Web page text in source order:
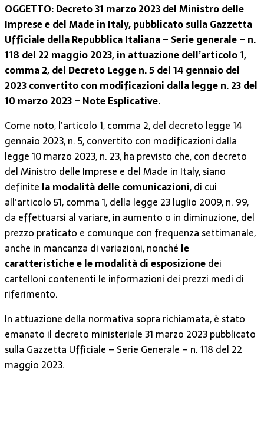
OGGETTO: Decreto 31 marzo 2023 del Ministro delle
Imprese e del Made in Italy, pubblicato sulla Gazzetta
Ufficiale della Repubblica Italiana – Serie generale – n.
118 del 22 maggio 2023, in attuazione dell’articolo 1,
comma 2, del Decreto Legge n. 5 del 14 gennaio del
2023 convertito con modificazioni dalla legge n. 23 del
10 marzo 2023 – Note Esplicative.
Come noto, l’articolo 1, comma 2, del decreto legge 14
gennaio 2023, n. 5, convertito con modificazioni dalla
legge 10 marzo 2023, n. 23, ha previsto che, con decreto
del Ministro delle Imprese e del Made in Italy, siano
definite la modalità delle comunicazioni, di cui
all’articolo 51, comma 1, della legge 23 luglio 2009, n. 99,
da effettuarsi al variare, in aumento o in diminuzione, del
prezzo praticato e comunque con frequenza settimanale,
anche in mancanza di variazioni, nonché le
caratteristiche e le modalità di esposizionedei
cartelloni contenenti le informazioni dei prezzi medi di
riferimento.
In attuazione della normativa sopra richiamata, è stato
emanato il decreto ministeriale 31 marzo 2023 pubblicato
sulla Gazzetta Ufficiale – Serie Generale – n. 118 del 22
maggio 2023.